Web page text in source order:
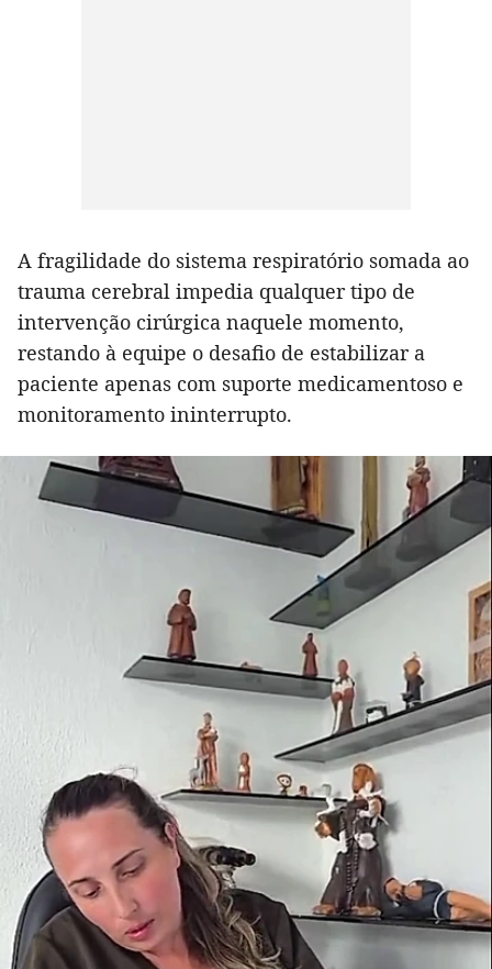
A fragilidade do sistema respiratório somada ao
trauma cerebral impedia qualquer tipo de
intervenção cirúrgica naquele momento,
restando à equipe o desafio de estabilizar a
paciente apenas com suporte medicamentoso e
monitoramento ininterrupto.